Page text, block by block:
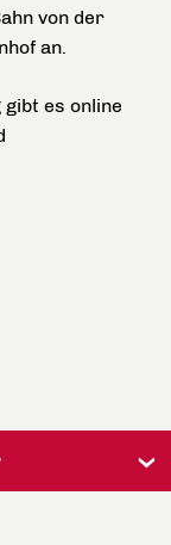
von der
an.
es online